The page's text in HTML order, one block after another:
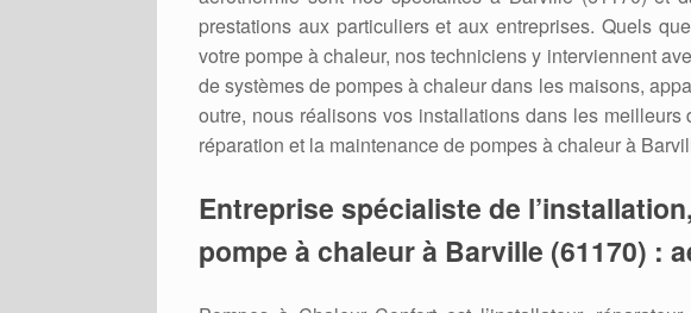
prestations aux particuliers et aux entreprises. Quels
votre pompe à chaleur, nos techniciens y interviennent
de systèmes de pompes à chaleur dans les maisons,
outre, nous réalisons vos installations dans les
réparation et la maintenance de pompes à chaleur à
Entreprise spécialiste de
pompe à chaleur à Barville (61170) :